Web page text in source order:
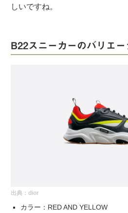
しいですね。
B22スニーカーのバリエー
出典：dior
カラー：RED AND YELLOW